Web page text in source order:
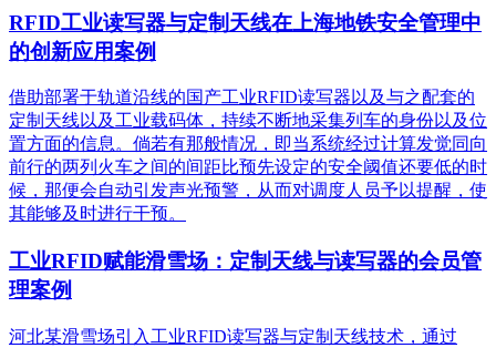
RFID工业读写器与定制天线在上海地铁安全管理中
的创新应用案例
借助部署于轨道沿线的国产工业RFID读写器以及与之配套的
定制天线以及工业载码体，持续不断地采集列车的身份以及位
置方面的信息。倘若有那般情况，即当系统经过计算发觉同向
前行的两列火车之间的间距比预先设定的安全阈值还要低的时
候，那便会自动引发声光预警，从而对调度人员予以提醒，使
其能够及时进行干预。
工业RFID赋能滑雪场：定制天线与读写器的会员管
理案例
河北某滑雪场引入工业RFID读写器与定制天线技术，通过